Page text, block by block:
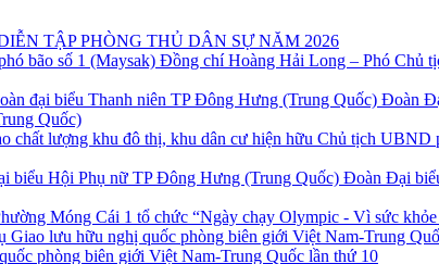
TẬP PHÒNG THỦ DÂN SỰ NĂM 2026
Đồng chí Hoàng Hải Long – Phó Chủ
Đoàn
Quốc)
Chủ tịch UBND
Đoàn Đại
Móng Cái 1 tổ chức “Ngày chạy Olympic - Vì sức
phòng biên giới Việt Nam-Trung Quốc lần thứ 10